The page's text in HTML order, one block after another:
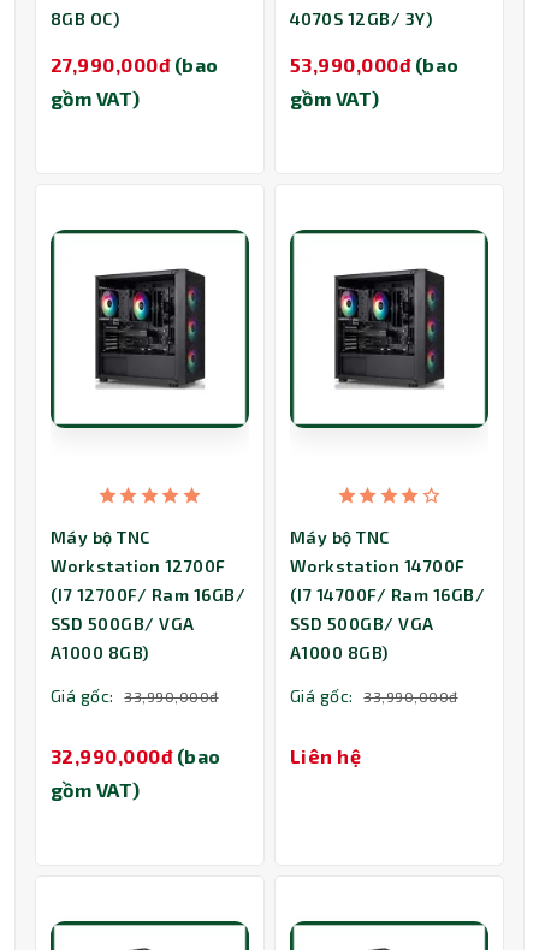
8GB OC)
27,990,000đ (bao
gồm VAT)
4070S 12GB/ 3Y)
53,990,000đ (bao
gồm VAT)
Máy bộ TNC
Workstation 12700F
(I7 12700F/ Ram 16GB/
SSD 500GB/ VGA
A1000 8GB)
Giá gốc: 33,990,000đ
32,990,000đ (bao
gồm VAT)
Máy bộ TNC
Workstation 14700F
(I7 14700F/ Ram 16GB/
SSD 500GB/ VGA
A1000 8GB)
Giá gốc: 33,990,000đ
Liên hệ